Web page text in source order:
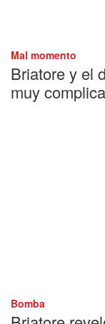
Mal momento
Briatore y el
muy
Bomba